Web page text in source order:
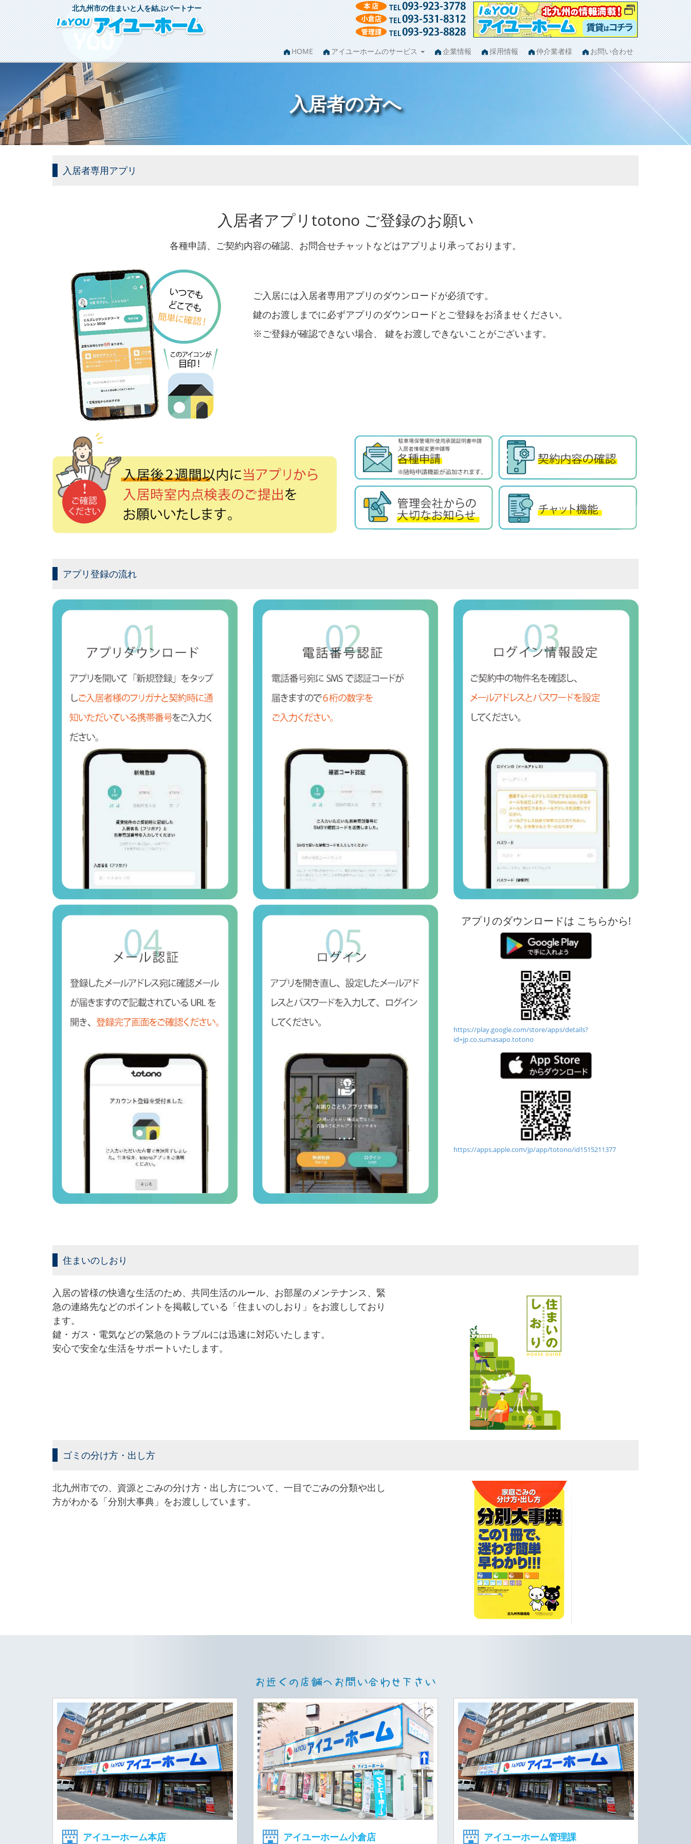
北九州市の住まいと人を結ぶパートナー
HOME アイユーホームのサービス 企業情報 採用情報 仲介業者様 お問い合わせ
入居者の方へ
入居者専用アプリ
入居者アプリtotono ご登録のお願い
各種申請、ご契約内容の確認、お問合せチャットなどはアプリより承っております。
ご入居には入居者専用アプリのダウンロードが必須です。
鍵のお渡しまでに必ずアプリのダウンロードとご登録をお済ませください。
※ご登録が確認できない場合、 鍵をお渡しできないことがございます。
アプリ登録の流れ
アプリのダウンロードは こちらから!
https://play.google.com/store/apps/details?
id=jp.co.sumasapo.totono
https://apps.apple.com/jp/app/totono/id1515211377
住まいのしおり
入居の皆様の快適な生活のため、共同生活のルール、お部屋のメンテナンス、緊
急の連絡先などのポイントを掲載している「住まいのしおり」をお渡ししており
ます。
鍵・ガス・電気などの緊急のトラブルには迅速に対応いたします。
安心で安全な生活をサポートいたします。
ゴミの分け方・出し方
北九州市での、資源とごみの分け方・出し方について、一目でごみの分類や出し
方がわかる「分別大事典」をお渡ししています。
アイユーホーム本店 アイユーホーム小倉店 アイユーホーム管理課